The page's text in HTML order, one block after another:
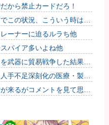
から禁止カードだろ！
この状況、こういう時はラ
ーナーに迫るルラち他
パイア多いよね他
武器に貿易戦争した結果ｗ
手不足深刻化の医療・製造
来るがコメントを見て思わ